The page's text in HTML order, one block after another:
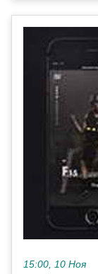
15:00, 10 Ноя